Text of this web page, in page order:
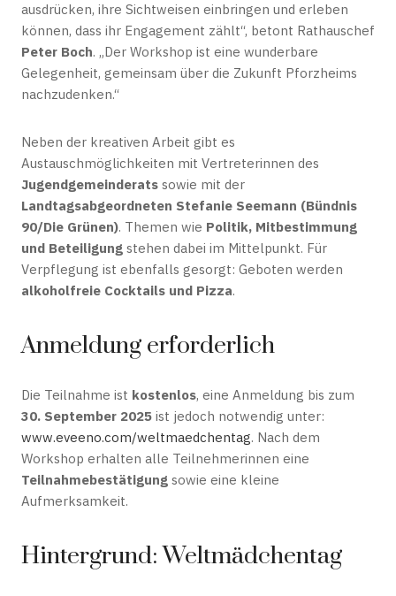
ausdrücken, ihre Sichtweisen einbringen und erleben
können, dass ihr Engagement zählt“, betont Rathauschef
Peter Boch. „Der Workshop ist eine wunderbare
Gelegenheit, gemeinsam über die Zukunft Pforzheims
nachzudenken.“
Neben der kreativen Arbeit gibt es
Austauschmöglichkeiten mit Vertreterinnen des
Jugendgemeinderats sowie mit der
Landtagsabgeordneten Stefanie Seemann (Bündnis
90/Die Grünen). Themen wie Politik, Mitbestimmung
und Beteiligung stehen dabei im Mittelpunkt. Für
Verpflegung ist ebenfalls gesorgt: Geboten werden
alkoholfreie Cocktails und Pizza.
Anmeldung erforderlich
Die Teilnahme ist kostenlos, eine Anmeldung bis zum
30. September 2025 ist jedoch notwendig unter:
www.eveeno.com/weltmaedchentag. Nach dem
Workshop erhalten alle Teilnehmerinnen eine
Teilnahmebestätigung sowie eine kleine
Aufmerksamkeit.
Hintergrund: Weltmädchentag